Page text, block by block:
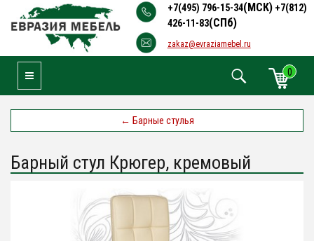
+7(495) 796-15-34(МСК) +7(812)
426-11-83(СПб)
zakaz@evraziamebel.ru
0
Toggle Navigation
← Барные стулья
Барный стул Крюгер, кремовый